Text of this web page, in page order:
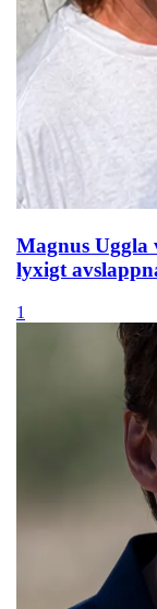
Magnus Uggla
lyxigt
1